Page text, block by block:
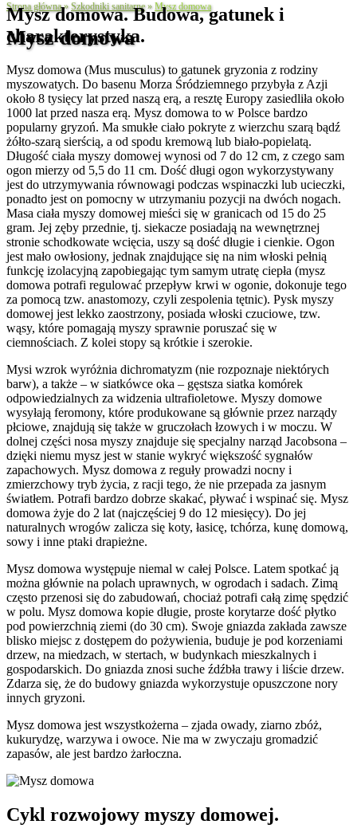
Strona główna» Szkodniki sanitarne» Mysz domowa
Mysz domowa
Mysz domowa. Budowa, gatunek i
charakterystyka.
Mysz domowa (Mus musculus) to gatunek gryzonia z rodziny
myszowatych. Do basenu Morza Śródziemnego przybyła z Azji
około 8 tysięcy lat przed naszą erą, a resztę Europy zasiedliła około
1000 lat przed nasza erą. Mysz domowa to w Polsce bardzo
popularny gryzoń. Ma smukłe ciało pokryte z wierzchu szarą bądź
żółto-szarą sierścią, a od spodu kremową lub biało-popielatą.
Długość ciała myszy domowej wynosi od 7 do 12 cm, z czego sam
ogon mierzy od 5,5 do 11 cm. Dość długi ogon wykorzystywany
jest do utrzymywania równowagi podczas wspinaczki lub ucieczki,
ponadto jest on pomocny w utrzymaniu pozycji na dwóch nogach.
Masa ciała myszy domowej mieści się w granicach od 15 do 25
gram. Jej zęby przednie, tj. siekacze posiadają na wewnętrznej
stronie schodkowate wcięcia, uszy są dość długie i cienkie. Ogon
jest mało owłosiony, jednak znajdujące się na nim włoski pełnią
funkcję izolacyjną zapobiegając tym samym utratę ciepła (mysz
domowa potrafi regulować przepływ krwi w ogonie, dokonuje tego
za pomocą tzw. anastomozy, czyli zespolenia tętnic). Pysk myszy
domowej jest lekko zaostrzony, posiada włoski czuciowe, tzw.
wąsy, które pomagają myszy sprawnie poruszać się w
ciemnościach. Z kolei stopy są krótkie i szerokie.
Mysi wzrok wyróżnia dichromatyzm (nie rozpoznaje niektórych
barw), a także – w siatkówce oka – gęstsza siatka komórek
odpowiedzialnych za widzenia ultrafioletowe. Myszy domowe
wysyłają feromony, które produkowane są głównie przez narządy
płciowe, znajdują się także w gruczołach łzowych i w moczu. W
dolnej części nosa myszy znajduje się specjalny narząd Jacobsona –
dzięki niemu mysz jest w stanie wykryć większość sygnałów
zapachowych. Mysz domowa z reguły prowadzi nocny i
zmierzchowy tryb życia, z racji tego, że nie przepada za jasnym
światłem. Potrafi bardzo dobrze skakać, pływać i wspinać się. Mysz
domowa żyje do 2 lat (najczęściej 9 do 12 miesięcy). Do jej
naturalnych wrogów zalicza się koty, łasicę, tchórza, kunę domową,
sowy i inne ptaki drapieżne.
Mysz domowa występuje niemal w całej Polsce. Latem spotkać ją
można głównie na polach uprawnych, w ogrodach i sadach. Zimą
często przenosi się do zabudowań, chociaż potrafi całą zimę spędzić
w polu. Mysz domowa kopie długie, proste korytarze dość płytko
pod powierzchnią ziemi (do 30 cm). Swoje gniazda zakłada zawsze
blisko miejsc z dostępem do pożywienia, buduje je pod korzeniami
drzew, na miedzach, w stertach, w budynkach mieszkalnych i
gospodarskich. Do gniazda znosi suche źdźbła trawy i liście drzew.
Zdarza się, że do budowy gniazda wykorzystuje opuszczone nory
innych gryzoni.
Mysz domowa jest wszystkożerna – zjada owady, ziarno zbóż,
kukurydzę, warzywa i owoce. Nie ma w zwyczaju gromadzić
zapasów, ale jest bardzo żarłoczna.
Cykl rozwojowy myszy domowej.